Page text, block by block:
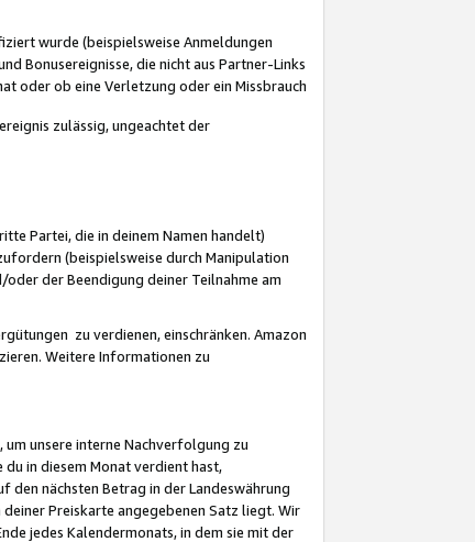
wurde (beispielsweise Anmeldungen
Bonusereignisse, die nicht aus Partner-Links
oder ob eine Verletzung oder ein Missbrauch
zulässig, ungeachtet der
Partei, die in deinem Namen handelt)
(beispielsweise durch Manipulation
der Beendigung deiner Teilnahme am
zu verdienen, einschränken. Amazon
Weitere Informationen zu
unsere interne Nachverfolgung zu
in diesem Monat verdient hast,
nächsten Betrag in der Landeswährung
Preiskarte angegebenen Satz liegt. Wir
jedes Kalendermonats, in dem sie mit der